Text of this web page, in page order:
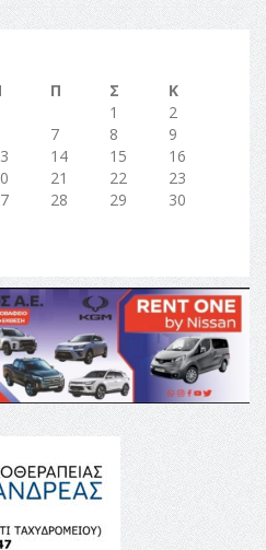
Π Σ
Κ
1
2
7 8
9
14 15
16
21 22
23
28 29
30